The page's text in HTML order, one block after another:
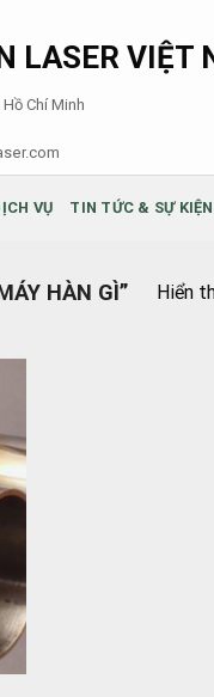
LASER VIỆT
Chí Minh
VỤ TIN TỨC & SỰ KIỆN
HÀN GÌ” Hiển